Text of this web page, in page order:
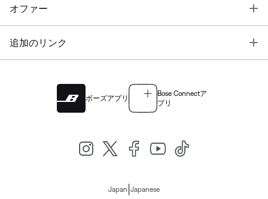
オファー
追加のリンク
ボーズアプリ
Bose Connectア
プリ
Japan Japanese